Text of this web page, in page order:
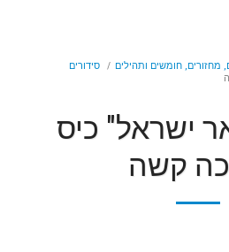
מחזורים, חומשים ותהילים
סידורים
ישראל" כיס
קשה